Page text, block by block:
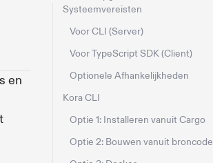
en
Systeemvereisten
Voor CLI (Server)
Voor TypeScript SDK (Client)
Optionele Afhankelijkheden
Kora CLI
Optie 1: Installeren vanuit Cargo
Optie 2: Bouwen vanuit broncode